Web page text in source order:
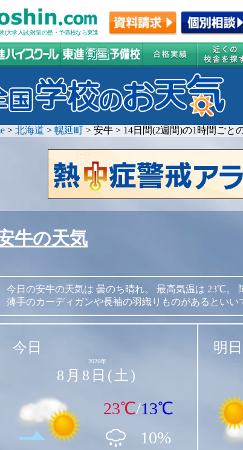
(大学入試)対策の塾・予備校なら東進
> 北海道 > 幌延町 > 安牛 > 14日間(2週間)の1時間ごと
牛の天気
今日の安牛の天気は 曇のち晴れ。 最高気温は 23℃。
薄手のカーディガンや長袖の羽織りものがあるといい
今日
2026年
8月8日(土)
23℃/13℃
10%
明日